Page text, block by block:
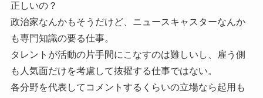
正しいの？
政治家なんかもそうだけど、ニュースキャスターなんか
も専門知識の要る仕事。
タレントが活動の片手間にこなすのは難しいし、雇う側
も人気面だけを考慮して抜擢する仕事ではない。
各分野を代表してコメントするくらいの立場なら起用も